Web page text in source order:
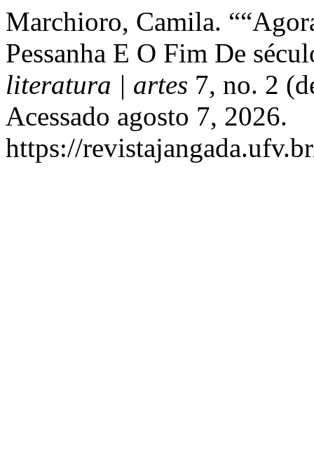
Marchioro, Camila.
Pessanha E O Fim De
literatura | artes 7, no. 2
Acessado agosto 7, 2026.
https://